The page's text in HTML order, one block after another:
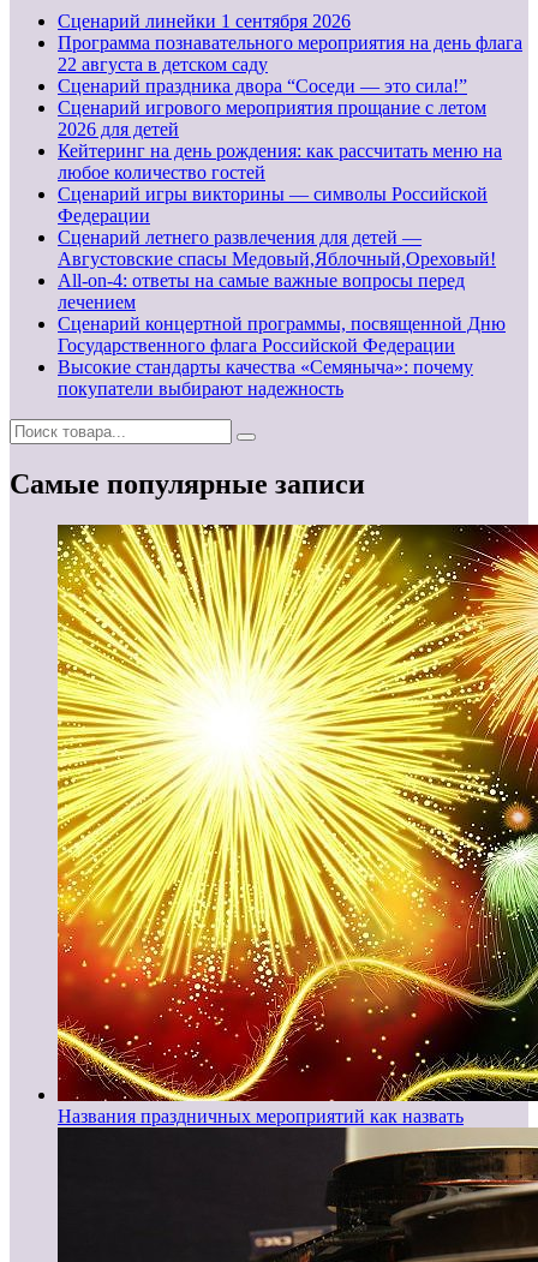
Cценарий линейки 1 сентября 2026
Программа познавательного мероприятия на день флага
22 августа в детском саду
Сценарий праздника двора “Соседи — это сила!”
Сценарий игрового мероприятия прощание с летом
2026 для детей
Кейтеринг на день рождения: как рассчитать меню на
любое количество гостей
Сценарий игры викторины — символы Российской
Федерации
Сценарий летнего развлечения для детей —
Августовские спасы Медовый,Яблочный,Ореховый!
All-on-4: ответы на самые важные вопросы перед
лечением
Сценарий концертной программы, посвященной Дню
Государственного флага Российской Федерации
Высокие стандарты качества «Семяныча»: почему
покупатели выбирают надежность
Самые популярные записи
Названия праздничных мероприятий как назвать